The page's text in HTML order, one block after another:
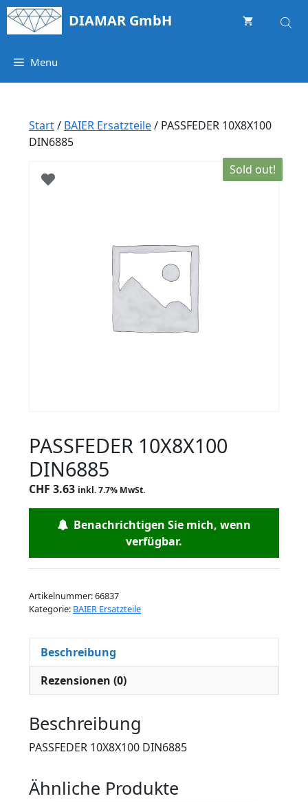
Springe
zum
DIAMAR GmbH
Menu
Start/ BAIER Ersatzteile/ PASSFEDER 10X8X100
DIN6885
Sold out!
PASSFEDER 10X8X100
DIN6885
CHF 3.63 inkl. 7.7% MwSt.
Benachrichtigen Sie mich, wenn
verfügbar.
Artikelnummer:66837
Kategorie: BAIER Ersatzteile
Beschreibung
Rezensionen (0)
Beschreibung
PASSFEDER 10X8X100 DIN6885
Ähnliche Produkte